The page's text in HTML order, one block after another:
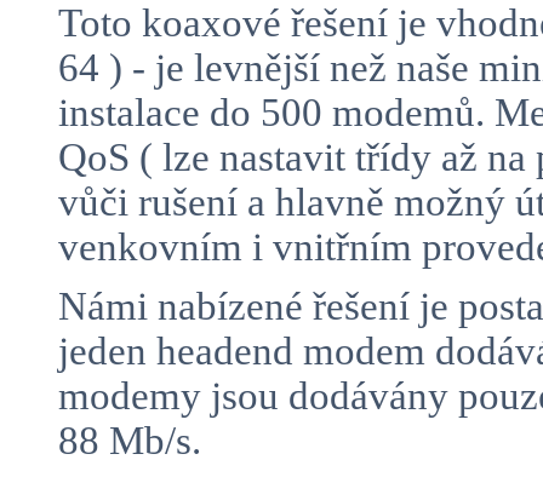
Toto koaxové řešení je
64 ) - je levnější než naše
instalace do 500 modemů.
QoS ( lze nastavit třídy až
vůči rušení a hlavně možný
venkovním i vnitřním
Námi nabízené řešení je
jeden headend modem
modemy jsou dodávány
88 Mb/s.